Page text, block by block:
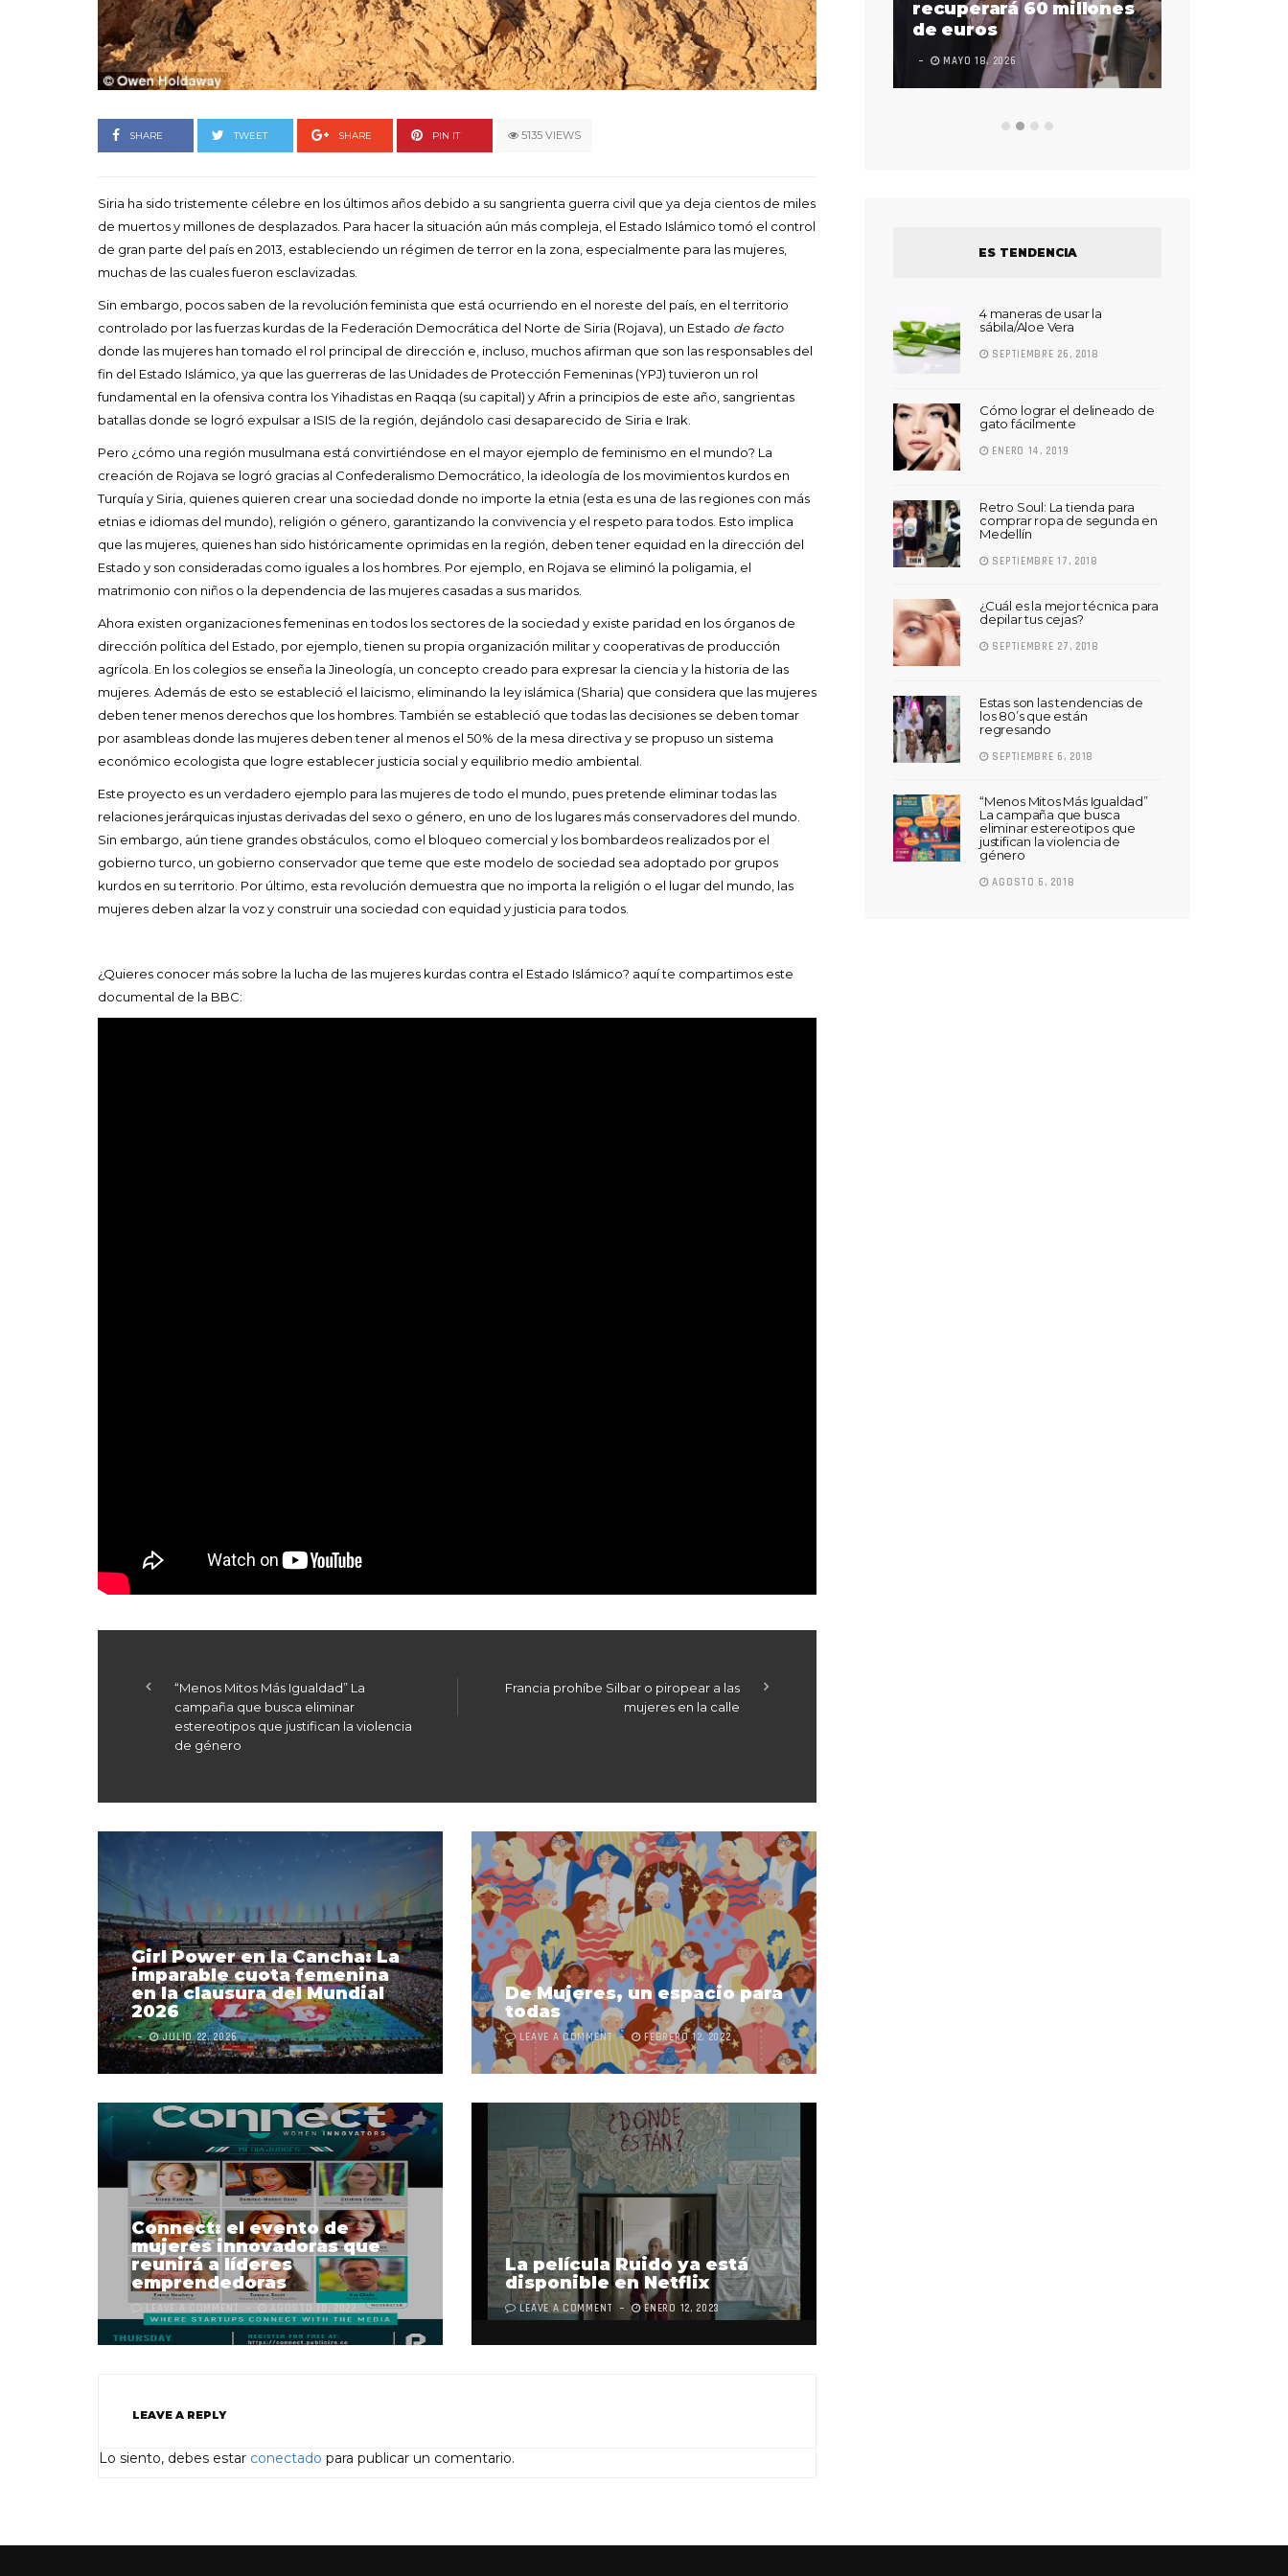
SHARE TWEET SHARE PIN IT 5135 VIEWS
Siria ha sido tristemente célebre en los últimos años debido a su sangrienta guerra civil que ya deja cientos de miles
de muertos y millones de desplazados. Para hacer la situación aún más compleja, el Estado Islámico tomó el control
de gran parte del país en 2013, estableciendo un régimen de terror en la zona, especialmente para las mujeres,
muchas de las cuales fueron esclavizadas.
Sin embargo, pocos saben de la revolución feminista que está ocurriendo en el noreste del país, en el territorio
controlado por las fuerzas kurdas de la Federación Democrática del Norte de Siria (Rojava), un Estado de facto
donde las mujeres han tomado el rol principal de dirección e, incluso, muchos afirman que son las responsables del
fin del Estado Islámico, ya que las guerreras de las Unidades de Protección Femeninas (YPJ) tuvieron un rol
fundamental en la ofensiva contra los Yihadistas en Raqqa (su capital) y Afrin a principios de este año, sangrientas
batallas donde se logró expulsar a ISIS de la región, dejándolo casi desaparecido de Siria e Irak.
Pero ¿cómo una región musulmana está convirtiéndose en el mayor ejemplo de feminismo en el mundo? La
creación de Rojava se logró gracias al Confederalismo Democrático, la ideología de los movimientos kurdos en
Turquía y Siria, quienes quieren crear una sociedad donde no importe la etnia (esta es una de las regiones con más
etnias e idiomas del mundo), religión o género, garantizando la convivencia y el respeto para todos. Esto implica
que las mujeres, quienes han sido históricamente oprimidas en la región, deben tener equidad en la dirección del
Estado y son consideradas como iguales a los hombres. Por ejemplo, en Rojava se eliminó la poligamia, el
matrimonio con niños o la dependencia de las mujeres casadas a sus maridos.
Ahora existen organizaciones femeninas en todos los sectores de la sociedad y existe paridad en los órganos de
dirección política del Estado, por ejemplo, tienen su propia organización militar y cooperativas de producción
agrícola. En los colegios se enseña la Jineología, un concepto creado para expresar la ciencia y la historia de las
mujeres. Además de esto se estableció el laicismo, eliminando la ley islámica (Sharia) que considera que las mujeres
deben tener menos derechos que los hombres. También se estableció que todas las decisiones se deben tomar
por asambleas donde las mujeres deben tener al menos el 50% de la mesa directiva y se propuso un sistema
económico ecologista que logre establecer justicia social y equilibrio medio ambiental.
Este proyecto es un verdadero ejemplo para las mujeres de todo el mundo, pues pretende eliminar todas las
relaciones jerárquicas injustas derivadas del sexo o género, en uno de los lugares más conservadores del mundo.
Sin embargo, aún tiene grandes obstáculos, como el bloqueo comercial y los bombardeos realizados por el
gobierno turco, un gobierno conservador que teme que este modelo de sociedad sea adoptado por grupos
kurdos en su territorio. Por último, esta revolución demuestra que no importa la religión o el lugar del mundo, las
mujeres deben alzar la voz y construir una sociedad con equidad y justicia para todos.
¿Quieres conocer más sobre la lucha de las mujeres kurdas contra el Estado Islámico? aquí te compartimos este
documental de la BBC:
“Menos Mitos Más Igualdad” La
campaña que busca eliminar
estereotipos que justifican la violencia
de género
Francia prohíbe Silbar o piropear a las
mujeres en la calle
Girl Power en la Cancha: La
imparable cuota femenina
en la clausura del Mundial
2026
JULIO 22, 2026
De Mujeres, un espacio para
todas
LEAVE A COMMENT FEBRERO 12, 2022
Connect: el evento de
mujeres innovadoras que
reunirá a líderes
emprendedoras
La película Ruido ya está
disponible en Netflix
LEAVE A COMMENT ENERO 12, 2023
LEAVE A REPLY
Lo siento, debes estar conectado para publicar un comentario.
Goyo un himno por la
vida de las mujeres
LEAVE A COMMENT FEBRERO 16, 2023
recuperará 60 millones
de euros
MAYO 18, 2026
ES TENDENCIA
4 maneras de usar la
sábila/Aloe Vera
SEPTIEMBRE 26, 2018
Cómo lograr el delineado de
gato fácilmente
ENERO 14, 2019
Retro Soul: La tienda para
comprar ropa de segunda en
Medellín
SEPTIEMBRE 17, 2018
¿Cuál es la mejor técnica para
depilar tus cejas?
SEPTIEMBRE 27, 2018
Estas son las tendencias de
los 80’s que están
regresando
SEPTIEMBRE 6, 2018
“Menos Mitos Más Igualdad”
La campaña que busca
eliminar estereotipos que
justifican la violencia de
género
AGOSTO 6, 2018